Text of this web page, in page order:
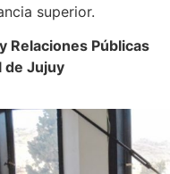
superior.
Relaciones Públicas
de Jujuy